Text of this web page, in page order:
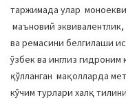
таржимада улар
маъновий
ва ремасини белгилаши
ўзбек ва инглиз гидроним
қўлланган мақолларда
кўчим турлари халқ